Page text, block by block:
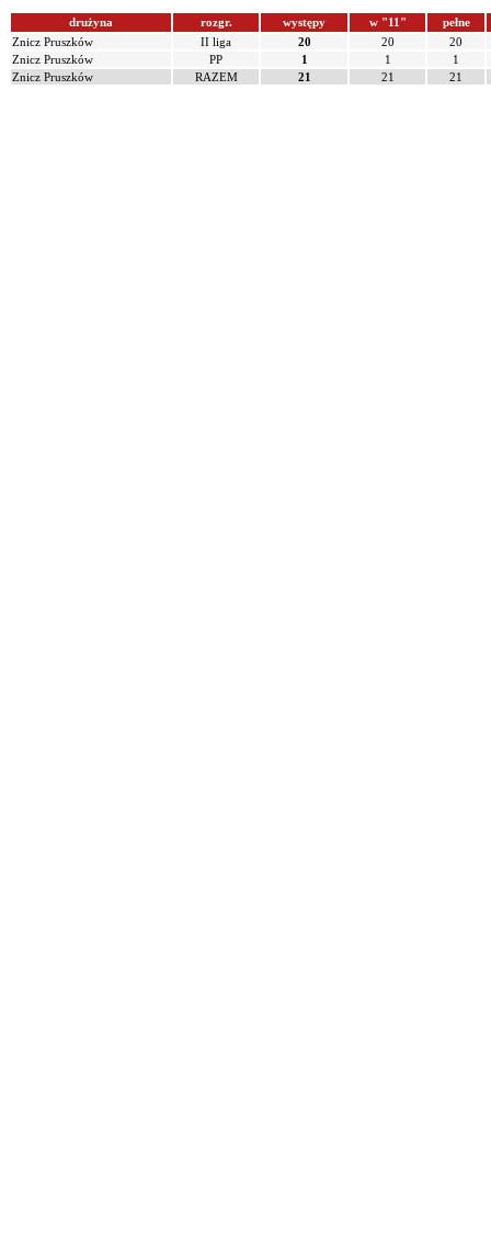
drużyna rozgr. występy w "11"
pełne
Znicz Pruszków
II liga 20 20
20
Znicz Pruszków
PP 1 1
1
Znicz Pruszków
RAZEM 21 21 21